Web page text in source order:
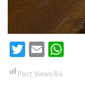
Twitter
Email
Post Views:84